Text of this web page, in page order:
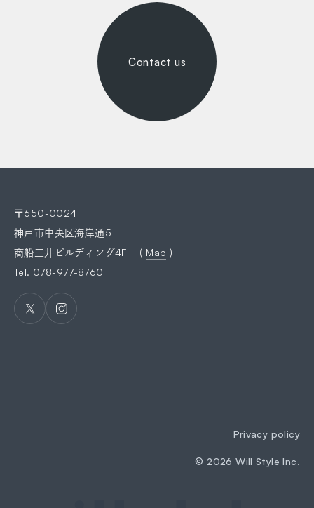
Contact us
〒650-0024
神戸市中央区海岸通5
商船三井ビルディング4F ( Map )
Tel. 078-977-8760
Privacy policy
© 2026 Will Style Inc.